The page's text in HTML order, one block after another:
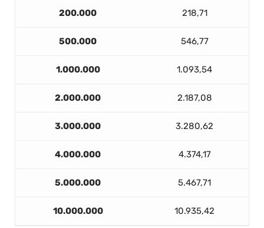
200.000 218,71
500.000 546,77
1.000.000 1.093,54
2.000.000 2.187,08
3.000.000 3.280,62
4.000.000 4.374,17
5.000.000 5.467,71
10.000.000 10.935,42